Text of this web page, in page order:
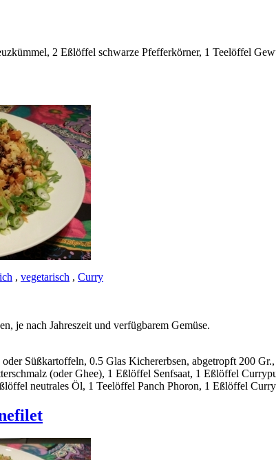
2 Eßlöffel schwarze Pfefferkörner, 1 Teelöffel
, vegetarisch , Curry
je nach Jahreszeit und verfügbarem Gemüse.
Süßkartoffeln, 0.5 Glas Kichererbsen, abgetropft 200
(oder Ghee), 1 Eßlöffel Senfsaat, 1 Eßlöffel
neutrales Öl, 1 Teelöffel Panch Phoron, 1 Eßlöffel